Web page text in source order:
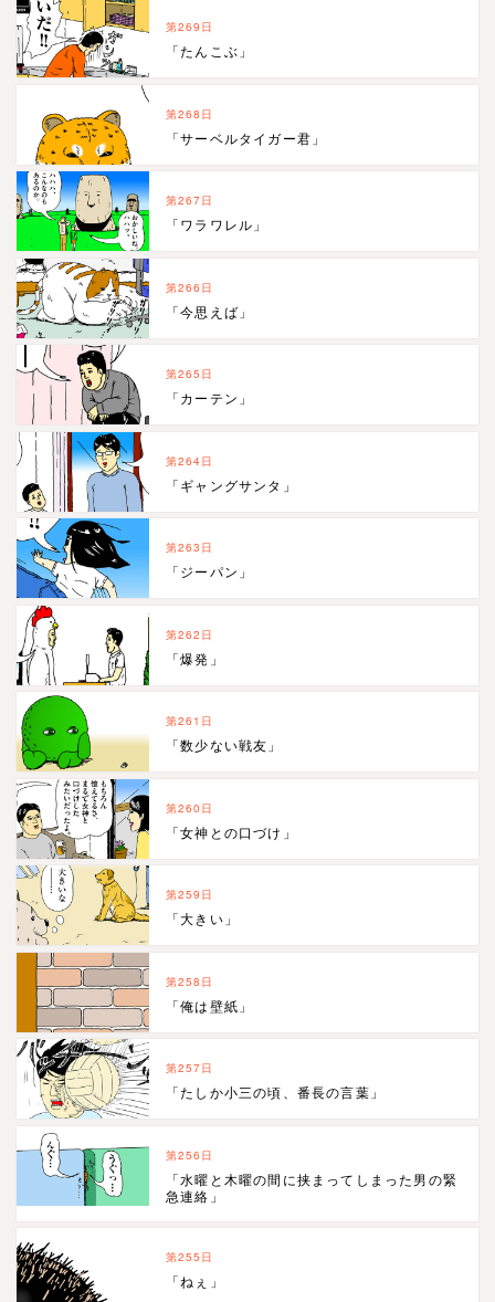
第269日
「たんこぶ」
第268日
「サーベルタイガー君」
第267日
「ワラワレル」
第266日
「今思えば」
第265日
「カーテン」
第264日
「ギャングサンタ」
第263日
「ジーパン」
第262日
「爆発」
第261日
「数少ない戦友」
第260日
「女神との口づけ」
第259日
「大きい」
第258日
「俺は壁紙」
第257日
「たしか小三の頃、番長の言葉」
第256日
「水曜と木曜の間に挟まってしまった男の緊
急連絡」
第255日
「ねぇ」